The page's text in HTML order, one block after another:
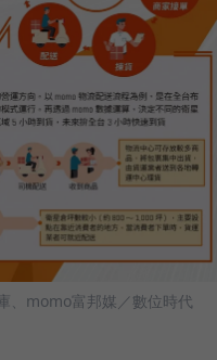
、momo富邦媒／數位時代